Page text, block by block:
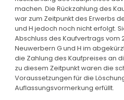
machen. Die Rückzahlung des
war zum Zeitpunkt des Erwerbs
und H jedoch noch nicht erfolgt.
Abschluss des Kaufvertrags vom
Neuwerbern G und H im
die Zahlung des Kaufpreises an
zu diesem Zeitpunkt waren die
Voraussetzungen für die
Auflassungsvormerkung erfüllt.